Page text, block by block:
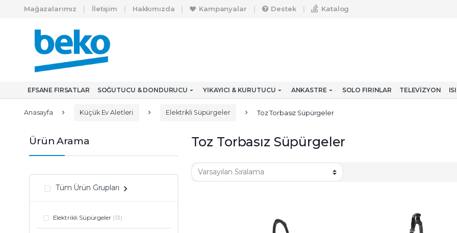
Skip to navigation
Skip to content
Mağazalarımız İletişim Hakkımızda Kampanyalar Destek Katalog
a
:
EFSANE FIRSATLAR SOĞUTUCU & DONDURUCU YIKAYICI & KURUTUCU ANKASTRE SOLO FIRINLAR TELEVIZYON
Anasayfa Küçük Ev Aletleri Elektrikli Süpürgeler Toz Torbasız Süpürgeler
Toz Torbasız Süpürgeler
Ürün Arama
Tüm Ürün Grupları
Elektrikli Süpürgeler (13)